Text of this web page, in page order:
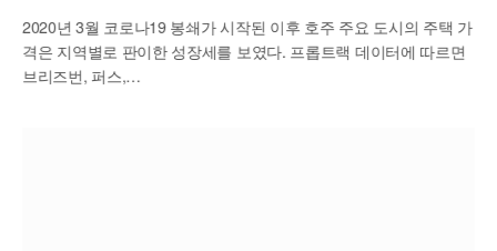
2020년 3월 코로나19 봉쇄가 시작된 이후 호주 주요 도시의 주택 가
격은 지역별로 판이한 성장세를 보였다. 프롭트랙 데이터에 따르면
브리즈번, 퍼스,…